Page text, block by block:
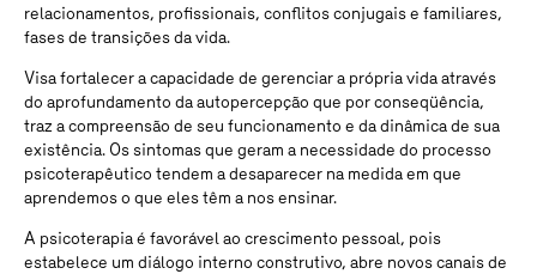
relacionamentos, profissionais, conflitos conjugais e familiares,
fases de transições da vida.
Visa fortalecer a capacidade de gerenciar a própria vida através
do aprofundamento da autopercepção que por conseqüência,
traz a compreensão de seu funcionamento e da dinâmica de sua
existência. Os sintomas que geram a necessidade do processo
psicoterapêutico tendem a desaparecer na medida em que
aprendemos o que eles têm a nos ensinar.
A psicoterapia é favorável ao crescimento pessoal, pois
estabelece um diálogo interno construtivo, abre novos canais de